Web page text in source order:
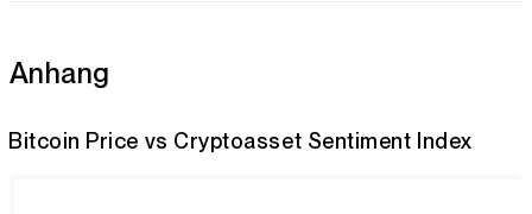
Anhang
Bitcoin Price vs Cryptoasset Sentiment Index